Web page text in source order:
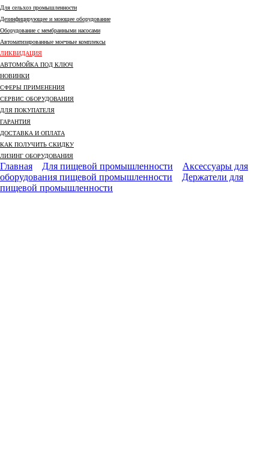
Для сельхоз промышленности
Дезинфицирующее и моющее оборудование
Оборудование с мембранными насосами
Автоматизированные моечные комплексы
ЛИКВИДАЦИЯ
АВТОМОЙКА ПОД КЛЮЧ
НОВИНКИ
СФЕРЫ ПРИМЕНЕНИЯ
СЕРВИС ОБОРУДОВАНИЯ
ДЛЯ ПОКУПАТЕЛЯ
ГАРАНТИЯ
ДОСТАВКА И ОПЛАТА
КАК ПОЛУЧИТЬ СКИДКУ
ЛИЗИНГ ОБОРУДОВАНИЯ
Главная Для пищевой промышленности
Аксессуары для
оборудования пищевой промышленности
Держатели для
пищевой промышленности